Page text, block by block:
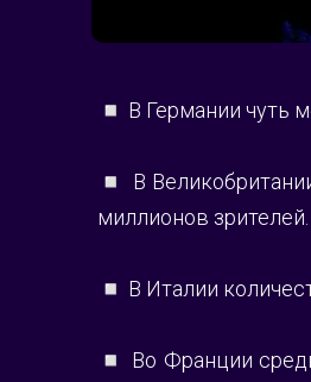
◽️ В Германии чуть
◽️ В
миллионов зрителей.
◽️ В Италии
◽️ Во Франции